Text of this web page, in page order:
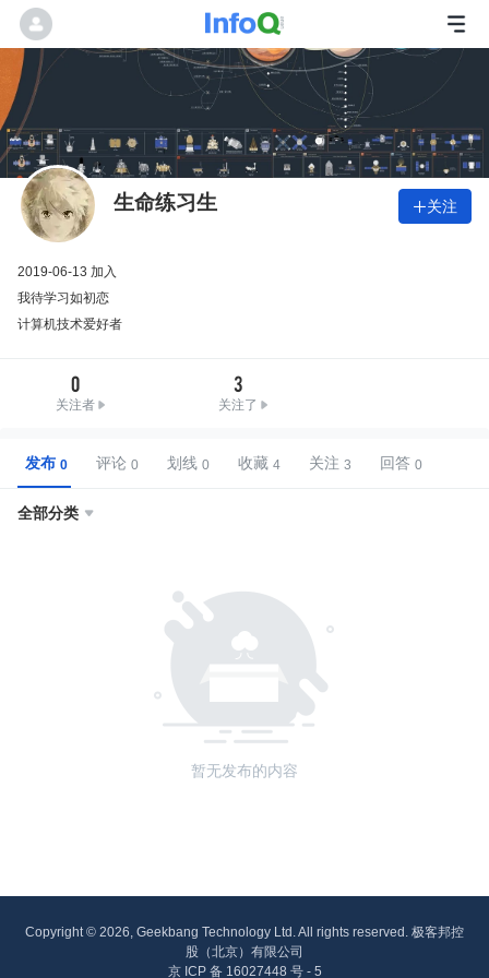
生命练习生 关注
2019-06-13 加入
我待学习如初恋
计算机技术爱好者
0
关注者
3
关注了
发布 评论 划线 收藏 关注 回答
全部分类 
暂无发布的内容
Copyright © 2026, Geekbang Technology Ltd. All rights reserved. 极客邦控
股（北京）有限公司
京 ICP 备 16027448 号 - 5